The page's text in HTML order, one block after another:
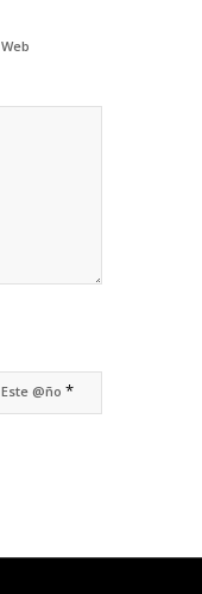
Web
Este @ño *